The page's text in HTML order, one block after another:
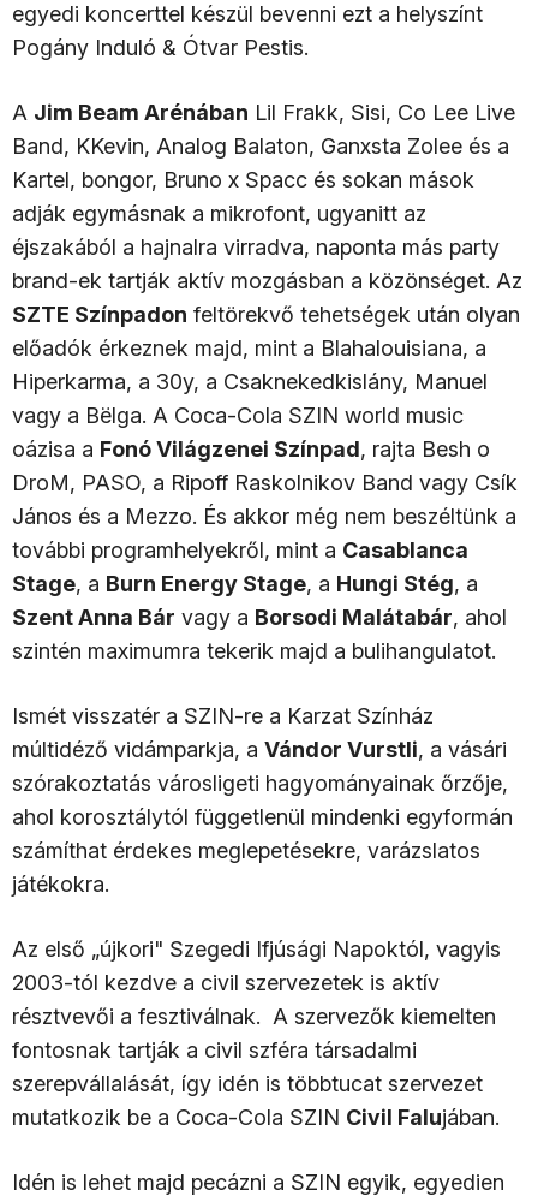
egyedi koncerttel készül bevenni ezt a helyszínt
Pogány Induló & Ótvar Pestis.
A Jim Beam Arénában Lil Frakk, Sisi, Co Lee Live
Band, KKevin, Analog Balaton, Ganxsta Zolee és a
Kartel, bongor, Bruno x Spacc és sokan mások
adják egymásnak a mikrofont, ugyanitt az
éjszakából a hajnalra virradva, naponta más party
brand-ek tartják aktív mozgásban a közönséget. Az
SZTE Színpadon feltörekvő tehetségek után olyan
előadók érkeznek majd, mint a Blahalouisiana, a
Hiperkarma, a 30y, a Csaknekedkislány, Manuel
vagy a Bëlga. A Coca-Cola SZIN world music
oázisa a Fonó Világzenei Színpad, rajta Besh o
DroM, PASO, a Ripoff Raskolnikov Band vagy Csík
János és a Mezzo. És akkor még nem beszéltünk a
további programhelyekről, mint a Casablanca
Stage, a Burn Energy Stage, a Hungi Stég, a
Szent Anna Bár vagy a Borsodi Malátabár, ahol
szintén maximumra tekerik majd a bulihangulatot.
Ismét visszatér a SZIN-re a Karzat Színház
múltidéző vidámparkja, a Vándor Vurstli, a vásári
szórakoztatás városligeti hagyományainak őrzője,
ahol korosztálytól függetlenül mindenki egyformán
számíthat érdekes meglepetésekre, varázslatos
játékokra.
Az első „újkori" Szegedi Ifjúsági Napoktól, vagyis
2003-tól kezdve a civil szervezetek is aktív
résztvevői a fesztiválnak. A szervezők kiemelten
fontosnak tartják a civil szféra társadalmi
szerepvállalását, így idén is többtucat szervezet
mutatkozik be a Coca-Cola SZIN Civil Falujában.
Idén is lehet majd pecázni a SZIN egyik, egyedien